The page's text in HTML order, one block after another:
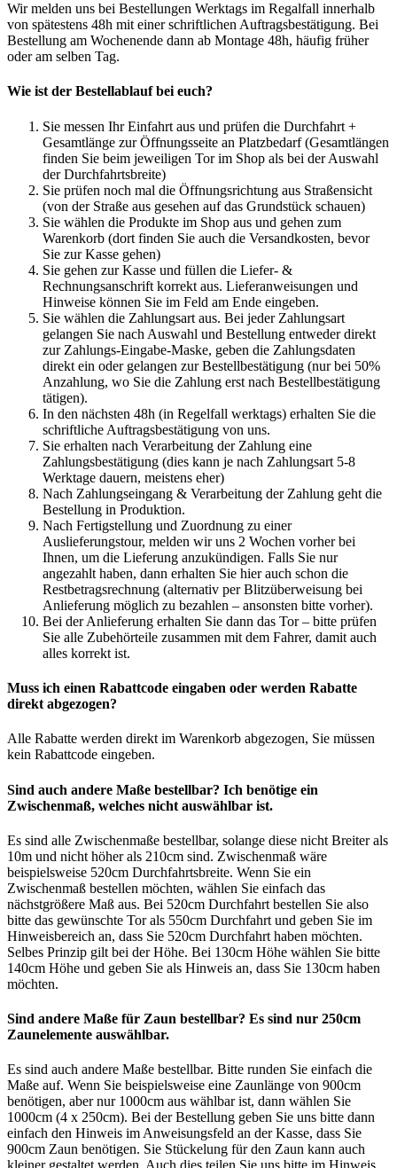
Wir melden uns bei Bestellungen Werktags im Regalfall innerhalb
von spätestens 48h mit einer schriftlichen Auftragsbestätigung. Bei
Bestellung am Wochenende dann ab Montage 48h, häufig früher
oder am selben Tag.
Wie ist der Bestellablauf bei euch?
Sie messen Ihr Einfahrt aus und prüfen die Durchfahrt +
Gesamtlänge zur Öffnungsseite an Platzbedarf (Gesamtlängen
finden Sie beim jeweiligen Tor im Shop als bei der Auswahl
der Durchfahrtsbreite)
Sie prüfen noch mal die Öffnungsrichtung aus Straßensicht
(von der Straße aus gesehen auf das Grundstück schauen)
Sie wählen die Produkte im Shop aus und gehen zum
Warenkorb (dort finden Sie auch die Versandkosten, bevor
Sie zur Kasse gehen)
Sie gehen zur Kasse und füllen die Liefer- &
Rechnungsanschrift korrekt aus. Lieferanweisungen und
Hinweise können Sie im Feld am Ende eingeben.
Sie wählen die Zahlungsart aus. Bei jeder Zahlungsart
gelangen Sie nach Auswahl und Bestellung entweder direkt
zur Zahlungs-Eingabe-Maske, geben die Zahlungsdaten
direkt ein oder gelangen zur Bestellbestätigung (nur bei 50%
Anzahlung, wo Sie die Zahlung erst nach Bestellbestätigung
tätigen).
In den nächsten 48h (in Regelfall werktags) erhalten Sie die
schriftliche Auftragsbestätigung von uns.
Sie erhalten nach Verarbeitung der Zahlung eine
Zahlungsbestätigung (dies kann je nach Zahlungsart 5-8
Werktage dauern, meistens eher)
Nach Zahlungseingang & Verarbeitung der Zahlung geht die
Bestellung in Produktion.
Nach Fertigstellung und Zuordnung zu einer
Auslieferungstour, melden wir uns 2 Wochen vorher bei
Ihnen, um die Lieferung anzukündigen. Falls Sie nur
angezahlt haben, dann erhalten Sie hier auch schon die
Restbetragsrechnung (alternativ per Blitzüberweisung bei
Anlieferung möglich zu bezahlen – ansonsten bitte vorher).
Bei der Anlieferung erhalten Sie dann das Tor – bitte prüfen
Sie alle Zubehörteile zusammen mit dem Fahrer, damit auch
alles korrekt ist.
Muss ich einen Rabattcode eingaben oder werden Rabatte
direkt abgezogen?
Alle Rabatte werden direkt im Warenkorb abgezogen, Sie müssen
kein Rabattcode eingeben.
Sind auch andere Maße bestellbar? Ich benötige ein
Zwischenmaß, welches nicht auswählbar ist.
Es sind alle Zwischenmaße bestellbar, solange diese nicht Breiter als
10m und nicht höher als 210cm sind. Zwischenmaß wäre
beispielsweise 520cm Durchfahrtsbreite. Wenn Sie ein
Zwischenmaß bestellen möchten, wählen Sie einfach das
nächstgrößere Maß aus. Bei 520cm Durchfahrt bestellen Sie also
bitte das gewünschte Tor als 550cm Durchfahrt und geben Sie im
Hinweisbereich an, dass Sie 520cm Durchfahrt haben möchten.
Selbes Prinzip gilt bei der Höhe. Bei 130cm Höhe wählen Sie bitte
140cm Höhe und geben Sie als Hinweis an, dass Sie 130cm haben
möchten.
Sind andere Maße für Zaun bestellbar? Es sind nur 250cm
Zaunelemente auswählbar.
Es sind auch andere Maße bestellbar. Bitte runden Sie einfach die
Maße auf. Wenn Sie beispielsweise eine Zaunlänge von 900cm
benötigen, aber nur 1000cm aus wählbar ist, dann wählen Sie
1000cm (4 x 250cm). Bei der Bestellung geben Sie uns bitte dann
einfach den Hinweis im Anweisungsfeld an der Kasse, dass Sie
900cm Zaun benötigen. Sie Stückelung für den Zaun kann auch